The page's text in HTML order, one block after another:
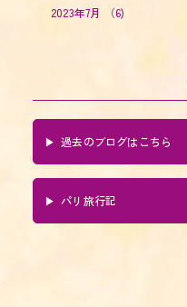
2023年7月 （6)
過去のブログはこちら
パリ旅行記